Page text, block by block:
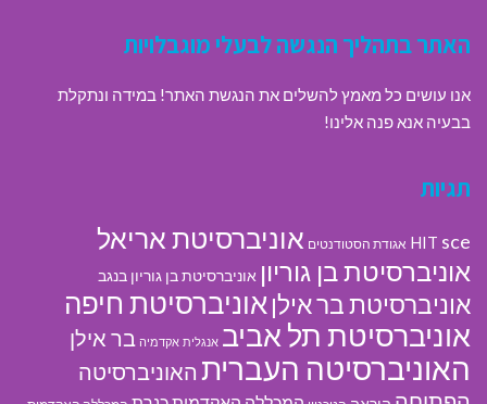
האתר בתהליך הנגשה לבעלי מוגבלויות
אנו עושים כל מאמץ להשלים את הנגשת האתר! במידה ונתקלת
בבעיה אנא פנה אלינו!
תגיות
HIT sce אגודת הסטודנטים אוניברסיטת אריאל
אוניברסיטת בן גוריון אוניברסיטת בן גוריון בנגב
אוניברסיטת בר אילן אוניברסיטת חיפה
אוניברסיטת תל אביב אנגלית אקדמיה בר אילן
האוניברסיטה העברית האוניברסיטה